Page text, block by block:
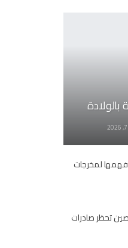
بالولادة
لمخرجات
تحظر صادرات